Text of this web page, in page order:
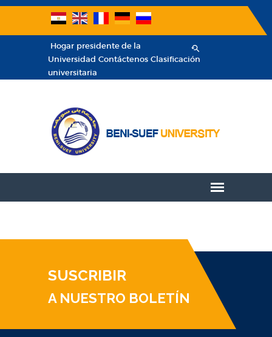
Hogar presidente de la
Universidad Contáctenos Clasificación
universitaria
SUSCRIBIR
A NUESTRO BOLETÍN